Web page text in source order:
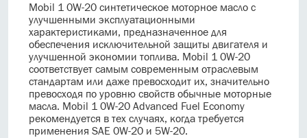
Mobil 1 0W-20 синтетическое моторное масло с
улучшенными эксплуатационными
характеристиками, предназначенное для
обеспечения исключительной защиты двигателя и
улучшенной экономии топлива. Mobil 1 0W-20
соответствует самым современным отраслевым
стандартам или даже превосходит их, значительно
превосходя по уровню свойств обычные моторные
масла. Mobil 1 0W-20 Advanced Fuel Economy
рекомендуется в тех случаях, когда требуется
применения SAE 0W-20 и 5W-20.